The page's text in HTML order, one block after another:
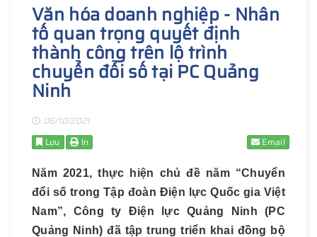
Văn hóa doanh nghiệp - Nhân
tố quan trọng quyết định
thành công trên lộ trình
chuyển đổi số tại PC Quảng
Ninh
06/10/2021
Lưu
In Email
Năm 2021, thực hiện chủ đề năm “Chuyển
đổi số trong Tập đoàn Điện lực Quốc gia Việt
Nam”, Công ty Điện lực Quảng Ninh (PC
Quảng Ninh) đã tập trung triển khai đồng bộ